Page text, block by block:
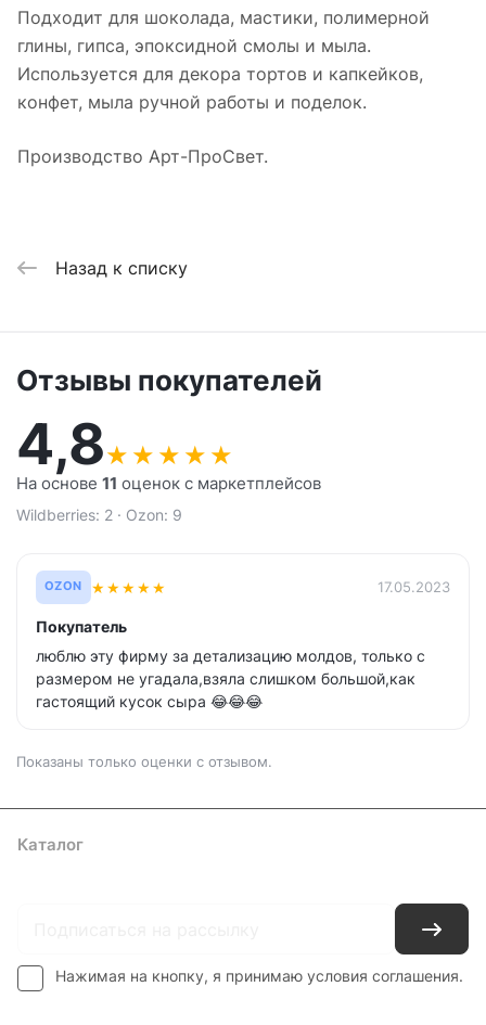
Подходит для шоколада, мастики, полимерной
глины, гипса, эпоксидной смолы и мыла.
Используется для декора тортов и капкейков,
конфет, мыла ручной работы и поделок.
Производство Арт-ПроСвет.
Назад к списку
Отзывы покупателей
4,8★ ★ ★ ★ ★
На основе 11 оценок с маркетплейсов
Wildberries: 2 · Ozon: 9
OZON ★★★★★ 17.05.2023
Покупатель
люблю эту фирму за детализацию молдов, только с
размером не угадала,взяла слишком большой,как
гастоящий кусок сыра 😂😂😂
Показаны только оценки с отзывом.
Каталог
Нажимая на кнопку, я принимаю условия соглашения.